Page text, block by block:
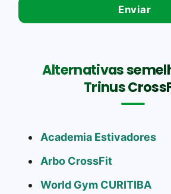
Alternativas
Trinus
Academia Estivadores
Arbo CrossFit
World Gym CURITIBA